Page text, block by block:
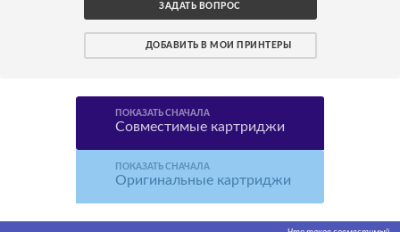
ЗАДАТЬ ВОПРОС
ДОБАВИТЬ В МОИ ПРИНТЕРЫ
ПОКАЗАТЬ СНАЧАЛА
Совместимые картриджи
ПОКАЗАТЬ СНАЧАЛА
Оригинальные картриджи